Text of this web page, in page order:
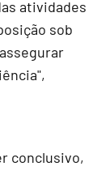
atividades
sob
conclusivo,